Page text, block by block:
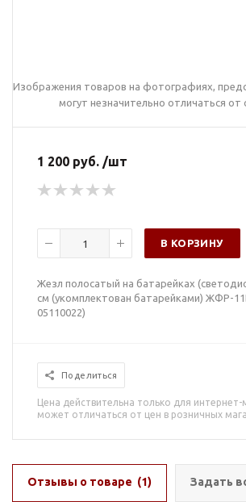
Изображения товаров на фотографиях,
могут незначительно отличаться от
1 200 руб. /шт
В КОРЗИНУ
Жезл полосатый на батарейках
см (укомплектован батарейками) ЖФР-
05110022)
Поделиться
Цена действительна только для интернет-
может отличаться от цен в розничных
Отзывы о товаре (1) Задать